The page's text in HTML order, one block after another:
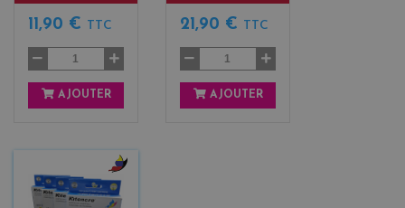
11,90 € TTC
AJOUTER
21,90 € TTC
AJOUTER
b
l